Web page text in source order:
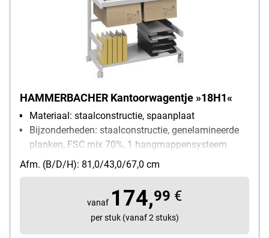
HAMMERBACHER Kantoorwagentje »18H1«
Materiaal: staalconstructie, spaanplaat
Bijzonderheden: staalconstructie, genelamineerde
planken, FSC mix 70%, 1 hangmappensysteem
boven, vaste plank onder
Afm. (B/D/H): 81,0/43,0/67,0 cm
vanaf 174,99 €
per stuk (vanaf 2 stuks)